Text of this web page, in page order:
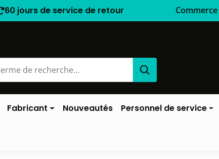
60 jours de service de retour Commerce
Fabricant Nouveautés Personnel de service